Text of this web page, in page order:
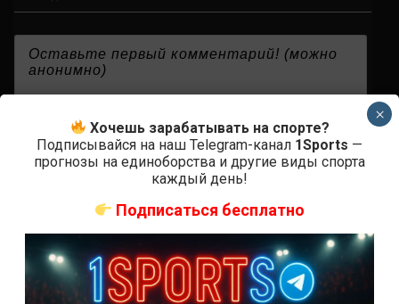
Хочешь зарабатывать на спорте?
Подписывайся на наш Telegram-канал 1Sports —
прогнозы на единоборства и другие виды спорта
каждый день!
Подписаться бесплатно
×